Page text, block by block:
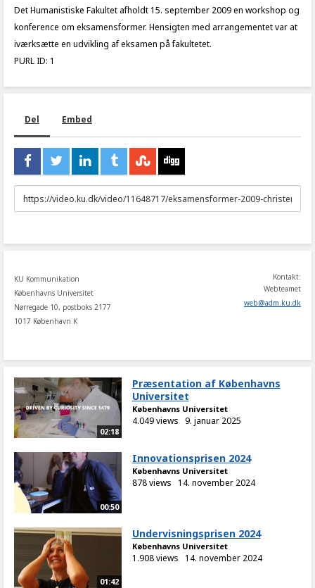
Det Humanistiske Fakultet afholdt 15. september 2009 en workshop og
konference om eksamensformer. Hensigten med arrangementet var at
iværksætte en udvikling af eksamen på fakultetet.
PURL ID: 1
Del Embed
URL
to
KU Kommunikation
Københavns Universitet
Nørregade 10, postboks 2177
1017 København K
Kontakt:
Webteamet
web@adm.ku.dk
02:18
Præsentation af Københavns
Universitet
Københavns Universitet
4.049 views 9. januar 2025
00:50
Innovationsprisen 2024
Københavns Universitet
878 views 14. november 2024
01:42
Undervisningsprisen 2024
Københavns Universitet
1.908 views 14. november 2024